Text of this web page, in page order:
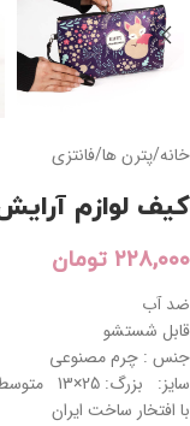
خانه/پترن ها/فانتزی
کیف لوازم
۲۲۸,۰۰۰ تومان
ضد آب
قابل شستشو
جنس : چرم مصنوعی
سایز: بزرگ: 25×13 متوسط: 21×11
با افتخار ساخت ایران